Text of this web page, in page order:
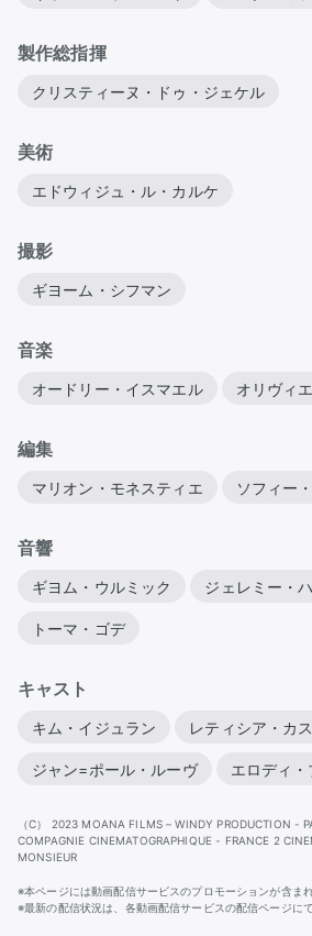
製作総指揮
クリスティーヌ・ドゥ・ジェケル
美術
エドウィジュ・ル・カルケ
撮影
ギヨーム・シフマン
音楽
オードリー・イスマエル オリヴィ
編集
マリオン・モネスティエ ソフィー
音響
ギヨム・ウルミック ジェレミー・
トーマ・ゴデ
キャスト
キム・イジュラン レティシア・カ
ジャン=ポール・ルーヴ エロディ
（C） 2023 MOANA FILMS – WINDY PRODUCTION -
COMPAGNIE CINEMATOGRAPHIQUE - FRANCE 2
MONSIEUR
※本ページには動画配信サービスのプロモーションが含まれ
※最新の配信状況は、各動画配信サービスの配信ページに